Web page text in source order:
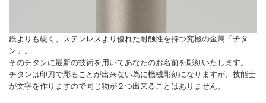
鉄よりも硬く、ステンレスより優れた耐触性を持つ究極の金属「チタ
ン」。
そのチタンに最新の技術を用いてあなたのお名前を彫刻いたします。
チタンは印刀で彫ることが出来ない為に機械彫刻になりますが、技能士
が文字を作りますので同じ物が２つ出来ることはありません。